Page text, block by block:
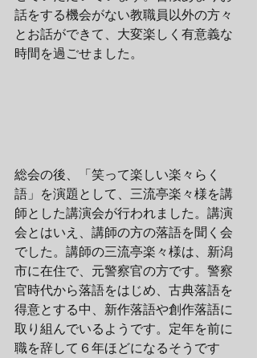
話をする機会がない教職員以外の方々
とお話ができて、大変楽しく有意義な
時間を過ごせました。
総会の後、「笑って楽しい楽々らく
語」を演題として、三流亭楽々様を講
師とした講演会が行われました。講演
会とはいえ、講師の方の落語を聞く会
でした。講師の三流亭楽々様は、新潟
市に在住で、元警察官の方です。警察
官時代から落語をはじめ、古典落語を
得意とする中、新作落語や創作落語に
取り組んでいるようです。定年を前に
職を辞して６年ほどになるそうです